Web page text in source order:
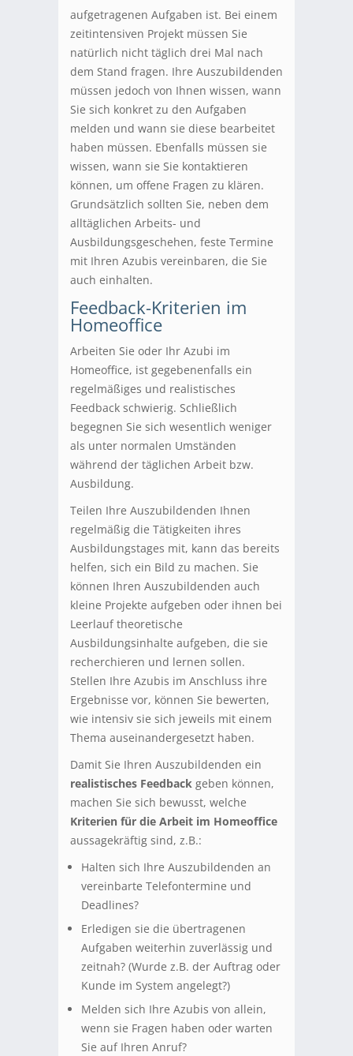
aufgetragenen Aufgaben ist. Bei einem
zeitintensiven Projekt müssen Sie
natürlich nicht täglich drei Mal nach
dem Stand fragen. Ihre Auszubildenden
müssen jedoch von Ihnen wissen, wann
Sie sich konkret zu den Aufgaben
melden und wann sie diese bearbeitet
haben müssen. Ebenfalls müssen sie
wissen, wann sie Sie kontaktieren
können, um offene Fragen zu klären.
Grundsätzlich sollten Sie, neben dem
alltäglichen Arbeits- und
Ausbildungsgeschehen, feste Termine
mit Ihren Azubis vereinbaren, die Sie
auch einhalten.
Feedback-Kriterien im
Homeoffice
Arbeiten Sie oder Ihr Azubi im
Homeoffice, ist gegebenenfalls ein
regelmäßiges und realistisches
Feedback schwierig. Schließlich
begegnen Sie sich wesentlich weniger
als unter normalen Umständen
während der täglichen Arbeit bzw.
Ausbildung.
Teilen Ihre Auszubildenden Ihnen
regelmäßig die Tätigkeiten ihres
Ausbildungstages mit, kann das bereits
helfen, sich ein Bild zu machen. Sie
können Ihren Auszubildenden auch
kleine Projekte aufgeben oder ihnen bei
Leerlauf theoretische
Ausbildungsinhalte aufgeben, die sie
recherchieren und lernen sollen.
Stellen Ihre Azubis im Anschluss ihre
Ergebnisse vor, können Sie bewerten,
wie intensiv sie sich jeweils mit einem
Thema auseinandergesetzt haben.
Damit Sie Ihren Auszubildenden ein
realistisches Feedback geben können,
machen Sie sich bewusst, welche
Kriterien für die Arbeit im Homeoffice
aussagekräftig sind, z.B.:
Halten sich Ihre Auszubildenden an
vereinbarte Telefontermine und
Deadlines?
Erledigen sie die übertragenen
Aufgaben weiterhin zuverlässig und
zeitnah? (Wurde z.B. der Auftrag oder
Kunde im System angelegt?)
Melden sich Ihre Azubis von allein,
wenn sie Fragen haben oder warten
Sie auf Ihren Anruf?